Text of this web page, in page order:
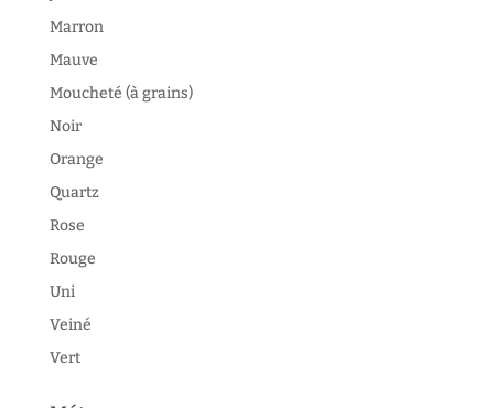
Marron
Mauve
Moucheté (à grains)
Noir
Orange
Quartz
Rose
Rouge
Uni
Veiné
Vert